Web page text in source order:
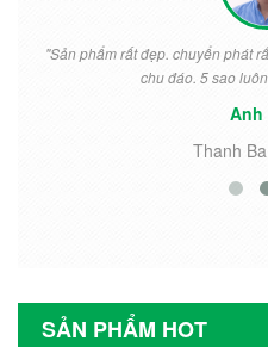
"Sản phẩm rất đẹp. chuyển phát
chu đáo. 5 sao
Anh
Thanh
SẢN PHẨM HOT